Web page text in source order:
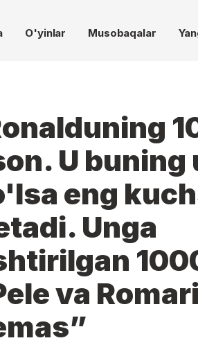
O'yinlar Musobaqalar
U buning
eng
Unga
va